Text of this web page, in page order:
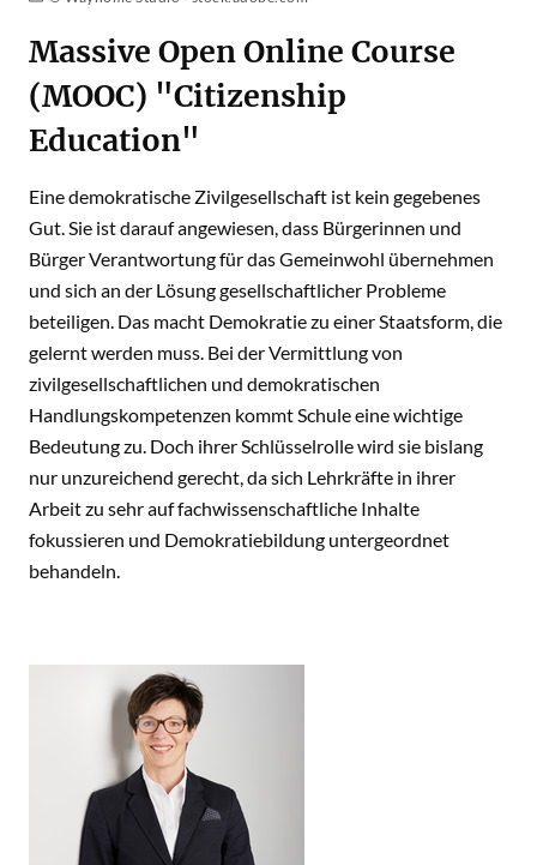
Massive Open Online Course
(MOOC) "Citizenship
Education"
Eine demokratische Zivilgesellschaft ist kein gegebenes
Gut. Sie ist darauf angewiesen, dass Bürgerinnen und
Bürger Verantwortung für das Gemeinwohl übernehmen
und sich an der Lösung gesellschaftlicher Probleme
beteiligen. Das macht Demokratie zu einer Staatsform, die
gelernt werden muss. Bei der Vermittlung von
zivilgesellschaftlichen und demokratischen
Handlungskompetenzen kommt Schule eine wichtige
Bedeutung zu. Doch ihrer Schlüsselrolle wird sie bislang
nur unzureichend gerecht, da sich Lehrkräfte in ihrer
Arbeit zu sehr auf fachwissenschaftliche Inhalte
fokussieren und Demokratiebildung untergeordnet
behandeln.